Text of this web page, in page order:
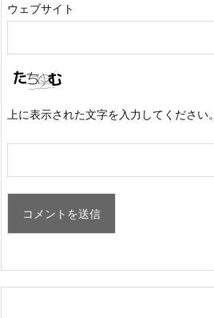
ウェブサイト
上に表示された文字を入力してください。